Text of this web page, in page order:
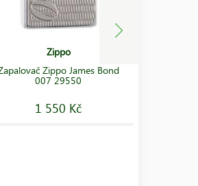
Zippo
Zippo James Bond
007 29550
1 550 Kč